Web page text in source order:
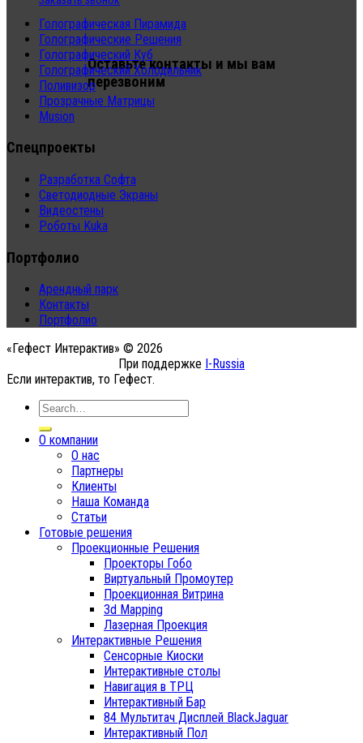
Оставьте контакты и мы вам
перезвоним
Голографическая Пирамида
Голографические Решения
Голографический Куб
Голографический Холодильник
Поливизор
Прозрачные Матрицы
Musion
Спецпроекты
Разработка Софта
Светодиодные Экраны
Видеостены
Роботы Kuka
Портфолио
Арендный парк
Контакты
Портфолио
«Гефест Интерактив» © 2026
При поддержке I-Russia
Если интерактив, то Гефест.
О компании
О нас
Партнеры
Клиенты
Наша Команда
Статьи
Готовые решения
Проекционные Решения
Проекторы Гобо
Виртуальный Промоутер
Проекционная Витрина
3d Mapping
Лазерная Проекция
Интерактивные Решения
Сенсорные Киоски
Интерактивные столы
Навигация в ТРЦ
Интерактивный Бар
84 Мультитач Дисплей BlackJaguar
Интерактивный Пол